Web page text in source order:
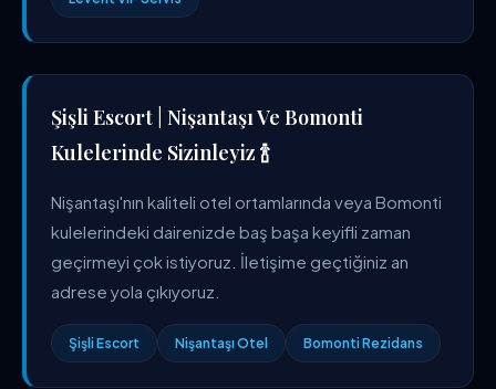
Şişli Escort | Nişantaşı Ve Bomonti
Kulelerinde Sizinleyiz 🍾
Nişantaşı'nın kaliteli otel ortamlarında veya Bomonti
kulelerindeki dairenizde baş başa keyifli zaman
geçirmeyi çok istiyoruz. İletişime geçtiğiniz an
adrese yola çıkıyoruz.
Şişli Escort Nişantaşı Otel Bomonti Rezidans